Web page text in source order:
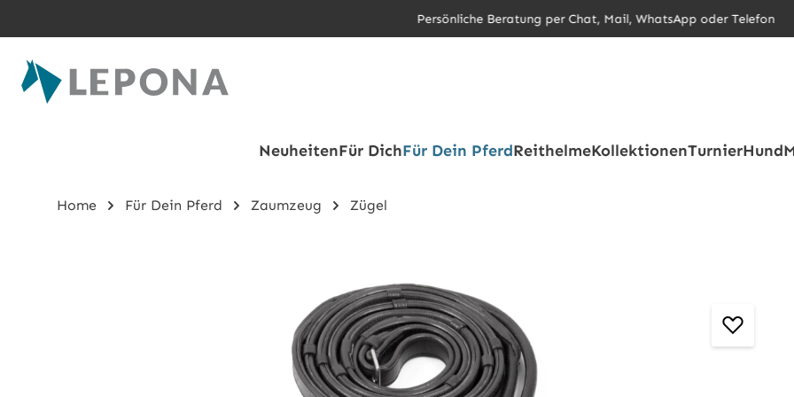
Persönliche Beratung per Chat, Mail, WhatsApp oder Telefon
NeuheitenFür DichFür Dein PferdReithelmeKollektionenTurnierHund
Home Für Dein Pferd Zaumzeug Zügel